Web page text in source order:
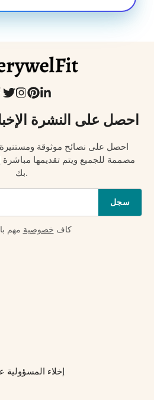
احصل على النشرة
احصل على نصائح موثوقة ومستنيرة
مصممة للجميع ويتم تقديمها
بك.
سجل
كاف خصوصية مهم
❗ إخلاء